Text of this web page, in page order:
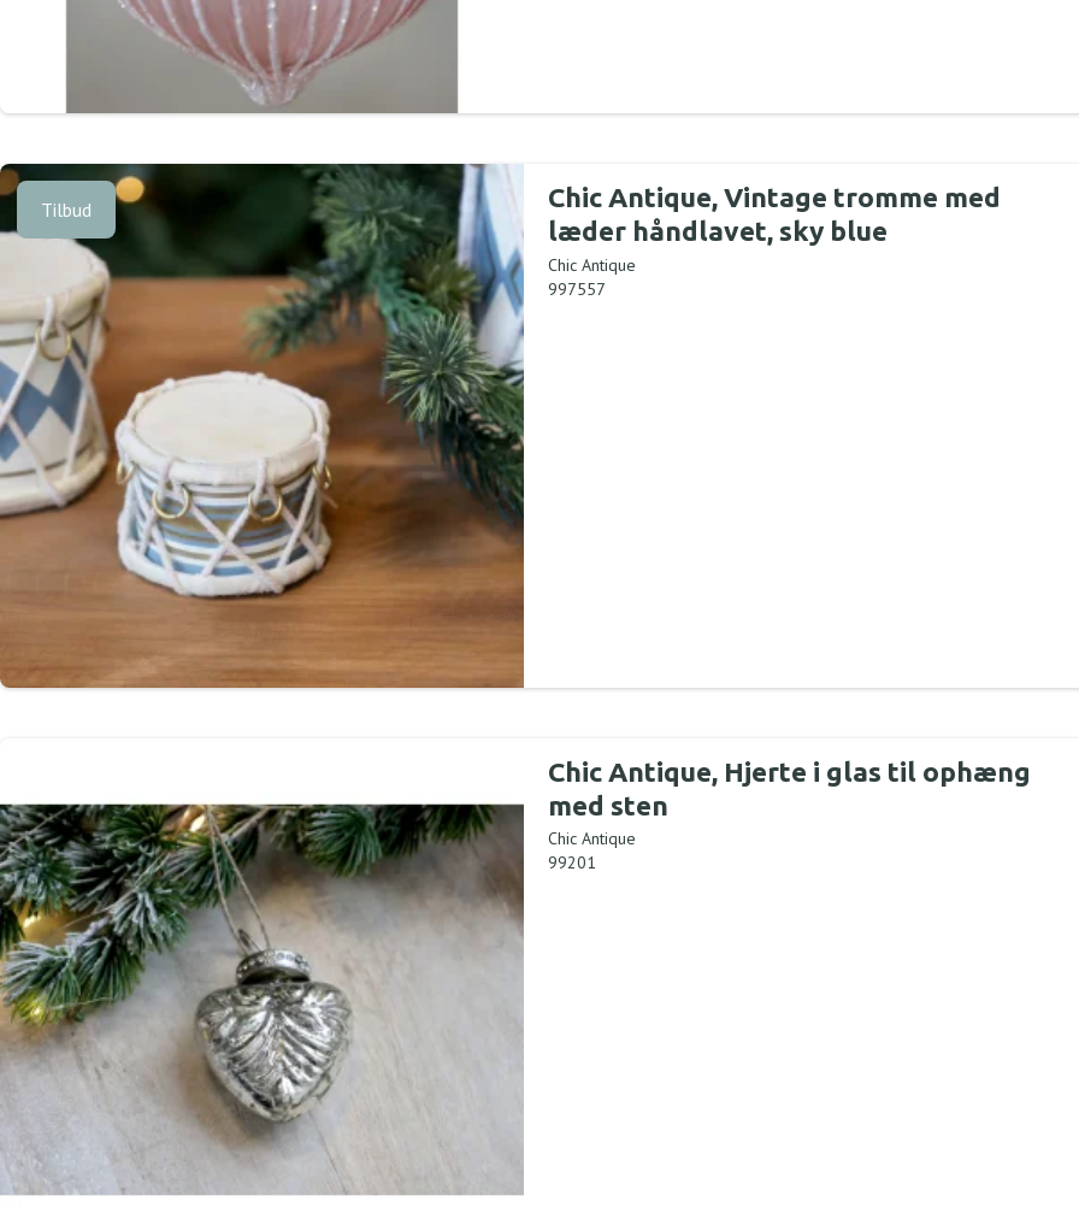
Tilbud
Chic Antique, Vintage tromme med
læder håndlavet, sky blue
Chic Antique
997557
Chic Antique, Hjerte i glas til ophæng
med sten
Chic Antique
99201